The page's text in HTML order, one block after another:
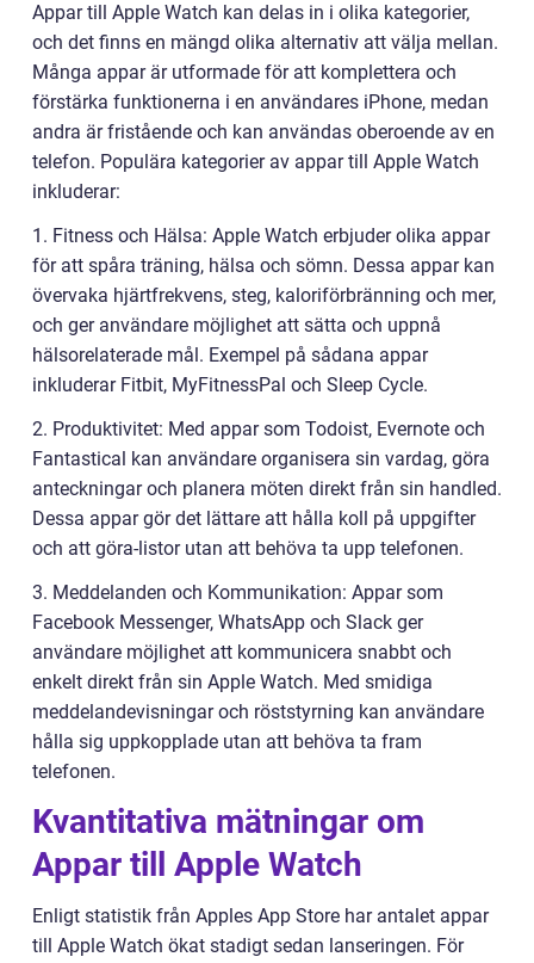
Appar till Apple Watch kan delas in i olika kategorier,
och det finns en mängd olika alternativ att välja mellan.
Många appar är utformade för att komplettera och
förstärka funktionerna i en användares iPhone, medan
andra är fristående och kan användas oberoende av en
telefon. Populära kategorier av appar till Apple Watch
inkluderar:
1. Fitness och Hälsa: Apple Watch erbjuder olika appar
för att spåra träning, hälsa och sömn. Dessa appar kan
övervaka hjärtfrekvens, steg, kaloriförbränning och mer,
och ger användare möjlighet att sätta och uppnå
hälsorelaterade mål. Exempel på sådana appar
inkluderar Fitbit, MyFitnessPal och Sleep Cycle.
2. Produktivitet: Med appar som Todoist, Evernote och
Fantastical kan användare organisera sin vardag, göra
anteckningar och planera möten direkt från sin handled.
Dessa appar gör det lättare att hålla koll på uppgifter
och att göra-listor utan att behöva ta upp telefonen.
3. Meddelanden och Kommunikation: Appar som
Facebook Messenger, WhatsApp och Slack ger
användare möjlighet att kommunicera snabbt och
enkelt direkt från sin Apple Watch. Med smidiga
meddelandevisningar och röststyrning kan användare
hålla sig uppkopplade utan att behöva ta fram
telefonen.
Kvantitativa mätningar om
Appar till Apple Watch
Enligt statistik från Apples App Store har antalet appar
till Apple Watch ökat stadigt sedan lanseringen. För